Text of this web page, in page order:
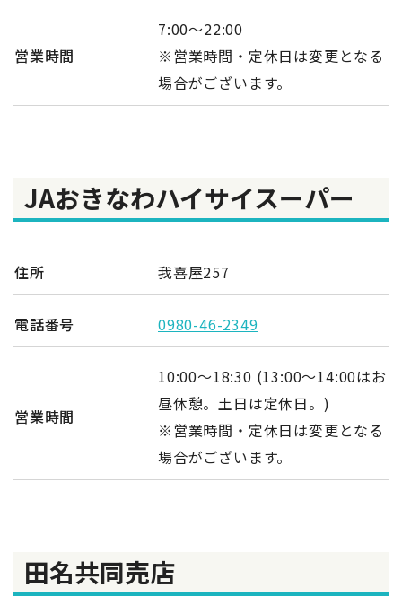
営業時間
7:00～22:00
※営業時間・定休日は変更となる
場合がございます。
JAおきなわハイサイスーパー
住所 我喜屋257
電話番号 0980-46-2349
営業時間
10:00～18:30 (13:00～14:00はお
昼休憩。土日は定休日。)
※営業時間・定休日は変更となる
場合がございます。
田名共同売店